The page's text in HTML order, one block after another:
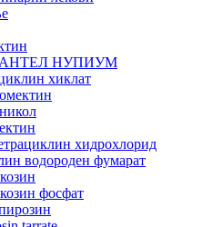
НУПИУМ
хиклат
хидрохлорид
водороден фумарат
фосфат